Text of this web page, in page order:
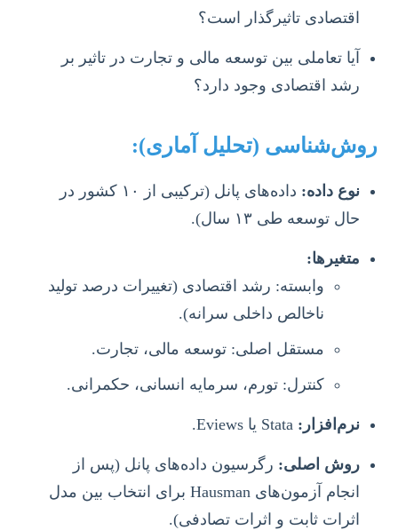
اقتصادی تاثیرگذار است؟
آیا تعاملی بین توسعه مالی و تجارت در تاثیر بر
رشد اقتصادی وجود دارد؟
روش‌شناسی (تحلیل آماری):
نوع داده:
داده‌های پانل (ترکیبی از ۱۰ کشور در
حال توسعه طی ۱۳ سال).
متغیرها:
وابسته: رشد اقتصادی (تغییرات درصد تولید
ناخالص داخلی سرانه).
مستقل اصلی: توسعه مالی، تجارت.
کنترل: تورم، سرمایه انسانی، حکمرانی.
نرم‌افزار:
روش اصلی: رگرسیون داده‌های پانل (پس از
انجام آزمون‌های Hausman برای انتخاب بین مدل
اثرات ثابت و اثرات تصادفی).